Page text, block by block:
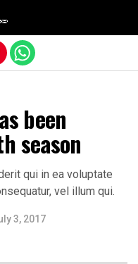
been
season
qui in ea voluptate
vel illum qui.
3, 2017